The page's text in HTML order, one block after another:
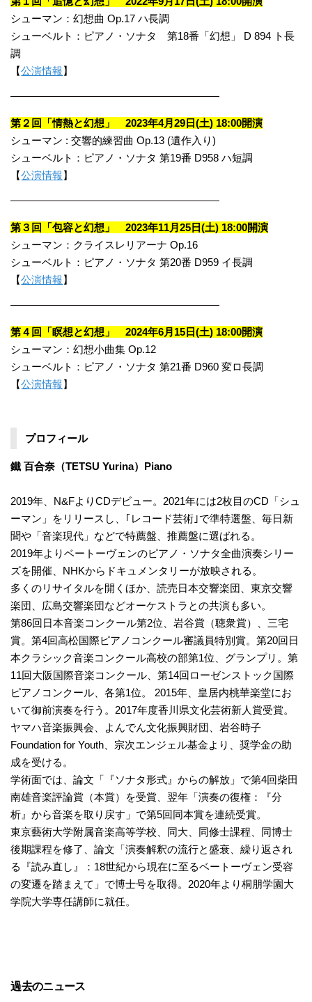
シューマン：幻想曲 Op.17 ハ長調
シューベルト：ピアノ・ソナタ 第18番「幻想」 D 894 ト長
調
【公演情報】
第２回「情熱と幻想」 2023年4月29日(土) 18:00開演
シューマン : 交響的練習曲 Op.13 (遺作入り)
シューベルト：ピアノ・ソナタ 第19番 D958 ハ短調
【公演情報】
第３回「包容と幻想」 2023年11月25日(土) 18:00開演
シューマン：クライスレリアーナ Op.16
シューベルト：ピアノ・ソナタ 第20番 D959 イ長調
【公演情報】
第４回「瞑想と幻想」 2024年6月15日(土) 18:00開演
シューマン：幻想小曲集 Op.12
シューベルト：ピアノ・ソナタ 第21番 D960 変ロ長調
【公演情報】
プロフィール
鐵 百合奈（TETSU Yurina）Piano
2019年、N&FよりCDデビュー。2021年には2枚目のCD「シュ
ーマン」をリリースし、｢レコード芸術｣で準特選盤、毎日新
聞や「音楽現代」などで特薦盤、推薦盤に選ばれる。
2019年よりベートーヴェンのピアノ・ソナタ全曲演奏シリー
ズを開催、NHKからドキュメンタリーが放映される。
多くのリサイタルを開くほか、読売日本交響楽団、東京交響
楽団、広島交響楽団などオーケストラとの共演も多い。
第86回日本音楽コンクール第2位、岩谷賞（聴衆賞）、三宅
賞。第4回高松国際ピアノコンクール審議員特別賞。第20回日
本クラシック音楽コンクール高校の部第1位、グランプリ。第
11回大阪国際音楽コンクール、第14回ローゼンストック国際
ピアノコンクール、各第1位。 2015年、皇居内桃華楽堂にお
いて御前演奏を行う。2017年度香川県文化芸術新人賞受賞。
ヤマハ音楽振興会、よんでん文化振興財団、岩谷時子
Foundation for Youth、宗次エンジェル基金より、奨学金の助
成を受ける。
学術面では、論文「『ソナタ形式』からの解放」で第4回柴田
南雄音楽評論賞（本賞）を受賞、翌年「演奏の復権：『分
析』から音楽を取り戻す」で第5回同本賞を連続受賞。
東京藝術大学附属音楽高等学校、同大、同修士課程、同博士
後期課程を修了、論文「演奏解釈の流行と盛衰、繰り返され
る『読み直し』：18世紀から現在に至るベートーヴェン受容
の変遷を踏まえて」で博士号を取得。2020年より桐朋学園大
学院大学専任講師に就任。
過去のニュース